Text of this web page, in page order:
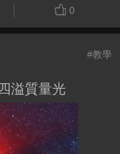
0
#教學
溢質量光